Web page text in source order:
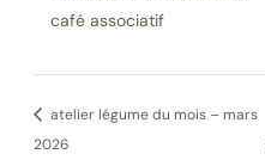
café associatif
atelier légume du mois – mars
2026